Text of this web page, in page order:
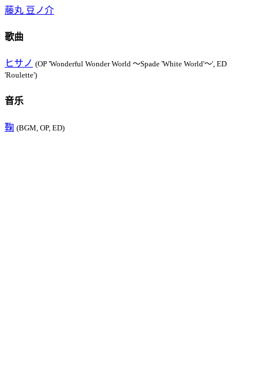
藤丸 豆ノ介
歌曲
ヒサノ (OP 'Wonderful Wonder World ～Spade 'White World'～', ED
'Roulette')
音乐
鞠 (BGM, OP, ED)